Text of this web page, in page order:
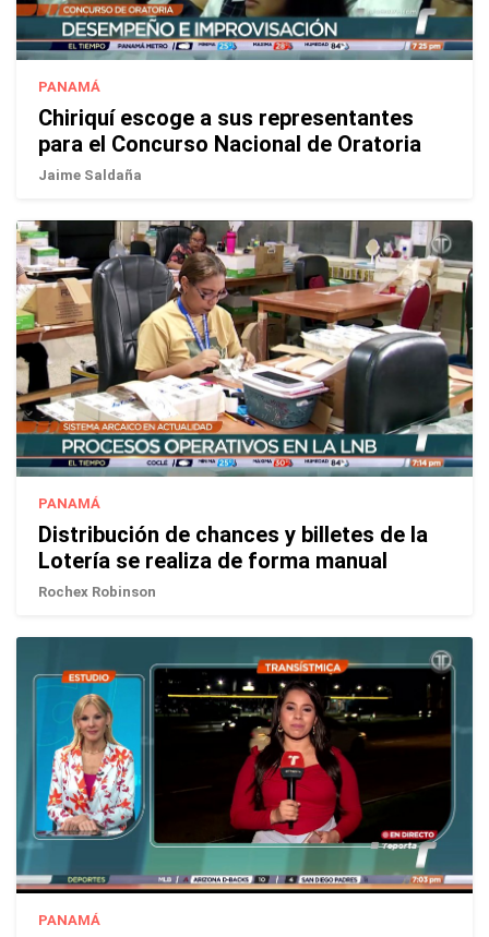
PANAMÁ
Chiriquí escoge a sus representantes
para el Concurso Nacional de Oratoria
Jaime Saldaña
PANAMÁ
Distribución de chances y billetes de la
Lotería se realiza de forma manual
Rochex Robinson
PANAMÁ